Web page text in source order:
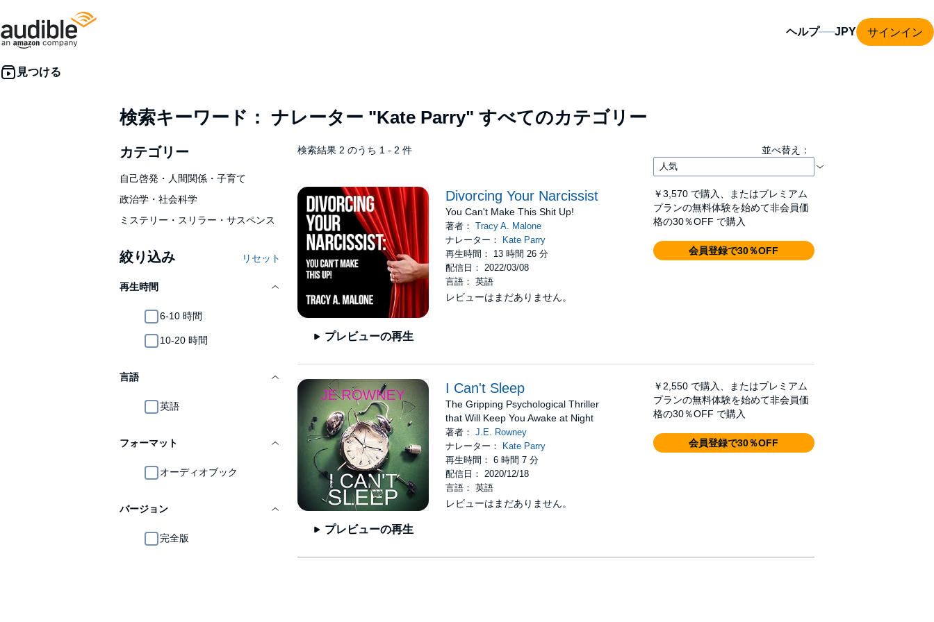
ヘルプ サインイン
検索キーワード： ナレーター "Kate Parry" すべてのカテゴリー
カテゴリー
自己啓発・人間関係・子育て
政治学・社会科学
ミステリー・スリラー・サスペンス
絞り込み リセット
再生時間
6-10 時間
10-20 時間
言語
英語
フォーマット
オーディオブック
バージョン
完全版
検索結果 2 のうち 1 - 2 件 並べ替え：
プレビューの再生
Divorcing Your Narcissist
You Can't Make This Shit Up!
著者：Tracy A. Malone
ナレーター：
Kate Parry
再生時間： 13 時間 26 分
配信日： 2022/03/08
言語： 英語
レビューはまだありません。
￥3,570 で購入、またはプレミアム
プランの無料体験を始めて非会員価
格の30％OFF で購入
会員登録で30％OFF
プレビューの再生
I Can't Sleep
The Gripping Psychological Thriller
that Will Keep You Awake at Night
著者：J.E. Rowney
ナレーター：
Kate Parry
再生時間： 6 時間 7 分
配信日： 2020/12/18
言語： 英語
レビューはまだありません。
￥2,550 で購入、またはプレミアム
プランの無料体験を始めて非会員価
格の30％OFF で購入
会員登録で30％OFF